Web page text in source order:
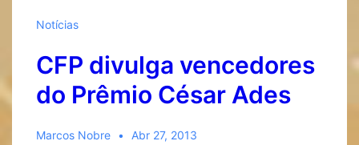
Notícias
CFP divulga vencedores
do Prêmio César Ades
Marcos Nobre Abr 27, 2013